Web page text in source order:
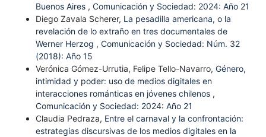
Buenos Aires , Comunicación y Sociedad: 2024: Año 21
Diego Zavala Scherer, La pesadilla americana, o la
revelación de lo extraño en tres documentales de
Werner Herzog , Comunicación y Sociedad: Núm. 32
(2018): Año 15
Verónica Gómez-Urrutia, Felipe Tello-Navarro, Género,
intimidad y poder: uso de medios digitales en
interacciones románticas en jóvenes chilenos ,
Comunicación y Sociedad: 2024: Año 21
Claudia Pedraza, Entre el carnaval y la confrontación:
estrategias discursivas de los medios digitales en la